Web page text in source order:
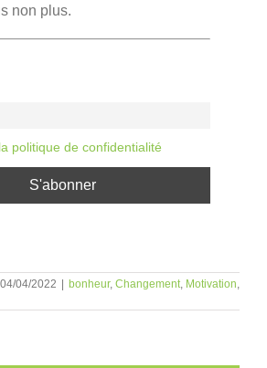
non plus.
politique de confidentialité
04/04/2022 bonheur, Changement, Motivation,